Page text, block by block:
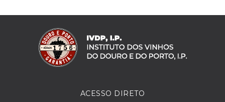
ACESSO DIRETO